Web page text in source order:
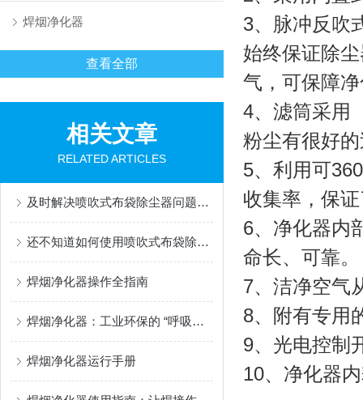
焊烟净化器
查看全部
相关文章
RELATED ARTICLES
及时解决喷吹式布袋除尘器问题是保障系统环保运行的关键
还不知道如何使用喷吹式布袋除尘器？进来看
焊烟净化器操作全指南
焊烟净化器：工业环保的 “呼吸卫士”
焊烟净化器运行手册
3、脉冲反吹
始终保证除
气，可保障
4、滤筒采用
粉尘有很好
5、利用可
收集率，保
6、净化器内
命长、可靠。
7、洁净空气
8、附有专用
9、光电控制
10、净化器